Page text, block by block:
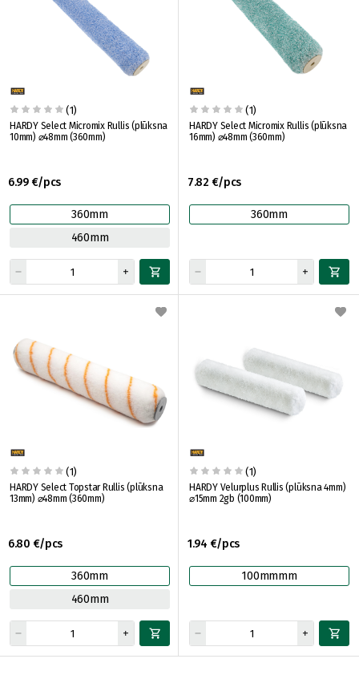
(1)
HARDY Select Micromix Rullis (plūksna
10mm) ⌀48mm (360mm)
6.99 €/pcs
360mm
460mm
(1)
HARDY Select Micromix Rullis (plūksna
16mm) ⌀48mm (360mm)
7.82 €/pcs
360mm
(1)
HARDY Select Topstar Rullis (plūksna
13mm) ⌀48mm (360mm)
6.80 €/pcs
360mm
460mm
(1)
HARDY Velurplus Rullis (plūksna 4mm)
⌀15mm 2gb (100mm)
1.94 €/pcs
100mmmm